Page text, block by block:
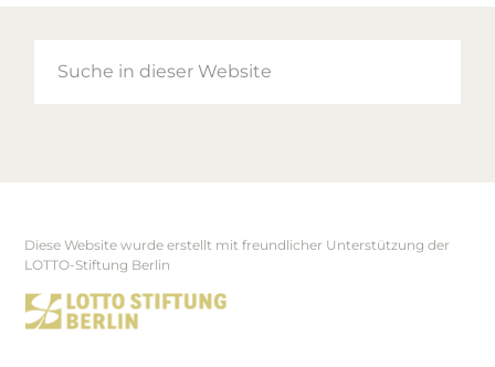
Footer
Diese Website wurde erstellt mit freundlicher Unterstützung der
LOTTO-Stiftung Berlin